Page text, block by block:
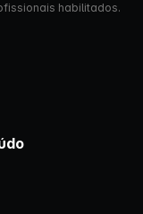
habilitados.